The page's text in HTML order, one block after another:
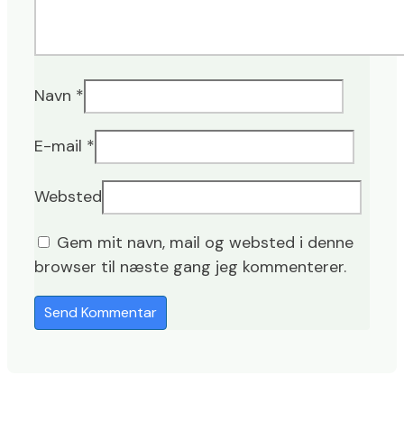
Navn *
E-mail *
Websted
Gem mit navn, mail og websted i denne
browser til næste gang jeg kommenterer.